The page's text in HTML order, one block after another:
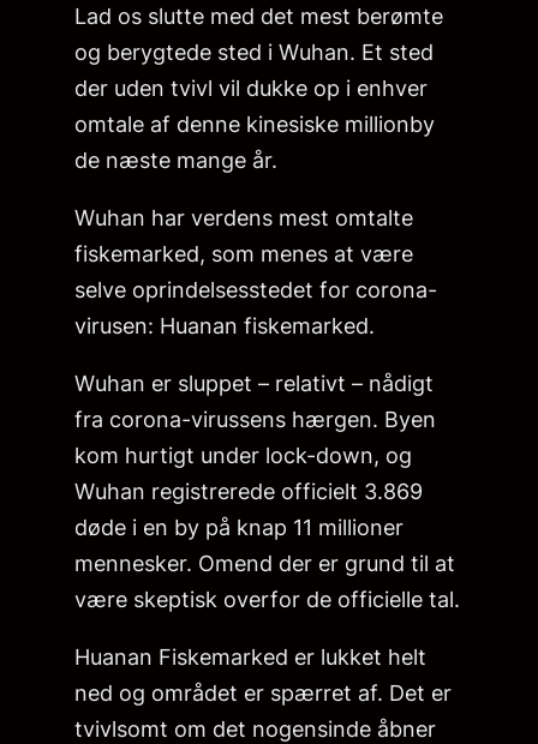
Lad os slutte med det mest berømte
og berygtede sted i Wuhan. Et sted
der uden tvivl vil dukke op i enhver
omtale af denne kinesiske millionby
de næste mange år.
Wuhan har verdens mest omtalte
fiskemarked, som menes at være
selve oprindelsesstedet for corona-
virusen: Huanan fiskemarked.
Wuhan er sluppet – relativt – nådigt
fra corona-virussens hærgen. Byen
kom hurtigt under lock-down, og
Wuhan registrerede officielt 3.869
døde i en by på knap 11 millioner
mennesker. Omend der er grund til at
være skeptisk overfor de officielle tal.
Huanan Fiskemarked er lukket helt
ned og området er spærret af. Det er
tvivlsomt om det nogensinde åbner